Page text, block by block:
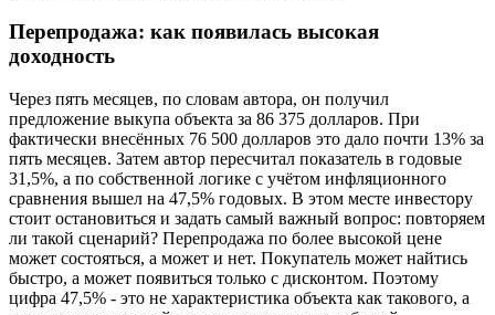
Перепродажа: как появилась высокая
доходность
Через пять месяцев, по словам автора, он получил
предложение выкупа объекта за 86 375 долларов. При
фактически внесённых 76 500 долларов это дало почти 13% за
пять месяцев. Затем автор пересчитал показатель в годовые
31,5%, а по собственной логике с учётом инфляционного
сравнения вышел на 47,5% годовых. В этом месте инвестору
стоит остановиться и задать самый важный вопрос: повторяем
ли такой сценарий? Перепродажа по более высокой цене
может состояться, а может и нет. Покупатель может найтись
быстро, а может появиться только с дисконтом. Поэтому
цифра 47,5% - это не характеристика объекта как такового, а